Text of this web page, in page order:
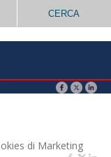
CERCA
di Marketing